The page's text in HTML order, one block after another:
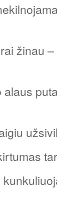
žinau